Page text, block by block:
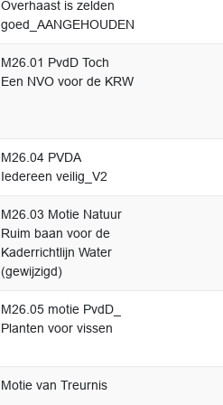
Overhaast is zelden
goed_AANGEHOUDEN
M26.01 PvdD Toch
Een NVO voor de KRW
M26.04 PVDA
Iedereen veilig_V2
M26.03 Motie Natuur
Ruim baan voor de
Kaderrichtlijn Water
(gewijzigd)
M26.05 motie PvdD_
Planten voor vissen
Motie van Treurnis